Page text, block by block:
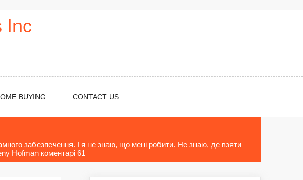
Inc
BUYING CONTACT US
забезпечення. І я не знаю, що мені робити. Не знаю, де взяти
Hofman коментарі 61